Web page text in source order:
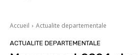
Accueil Actualite departementale
ACTUALITE DEPARTEMENTALE